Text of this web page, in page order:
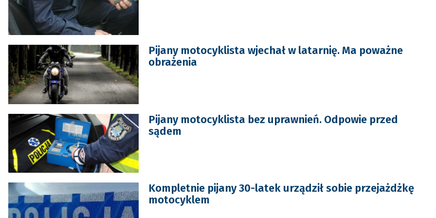
Pijany motocyklista wjechał w latarnię. Ma poważne
obrażenia
Pijany motocyklista bez uprawnień. Odpowie przed
sądem
Kompletnie pijany 30-latek urządził sobie przejażdżkę
motocyklem